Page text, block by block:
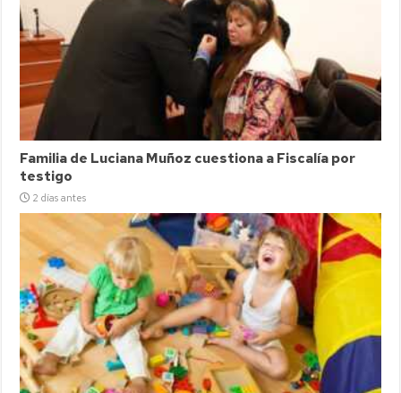
Familia de Luciana Muñoz cuestiona a Fiscalía por
testigo
2 días antes